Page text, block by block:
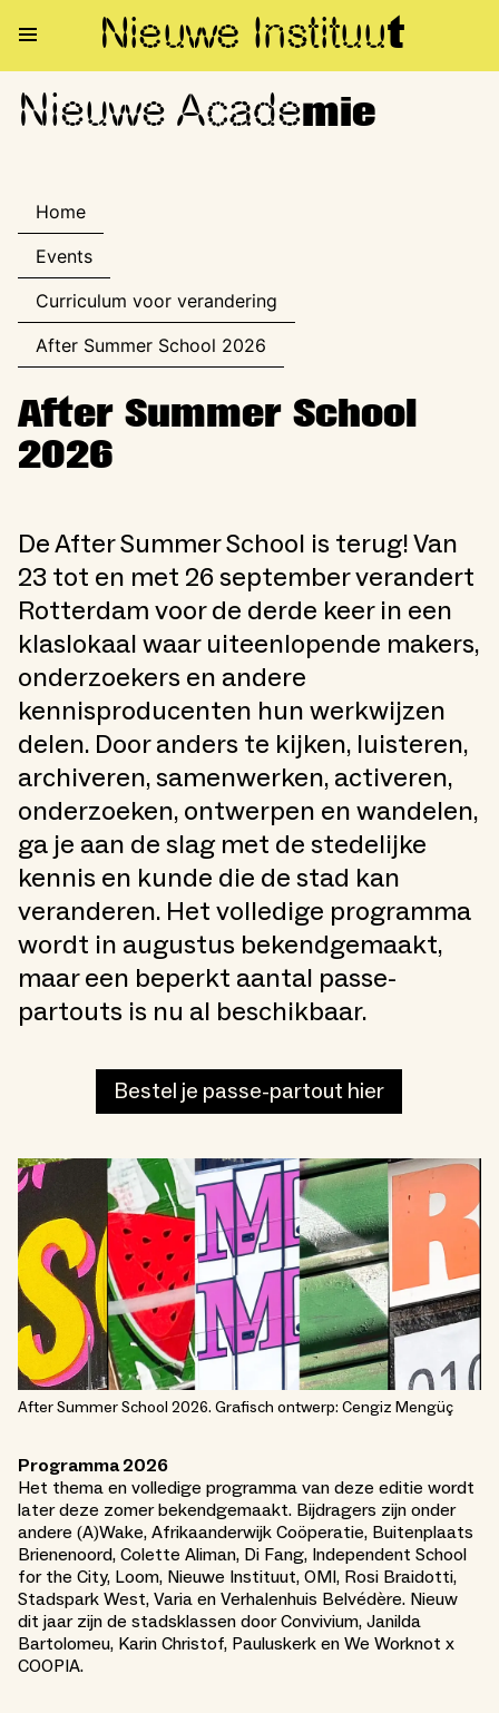
Nieuwe Instituut
Nieuwe Academie
Nieuwe Academie
Home
Events
Curriculum voor verandering
After Summer School 2026
After Summer School
2026
De After Summer School is terug! Van
23 tot en met 26 september verandert
Rotterdam voor de derde keer in een
klaslokaal waar uiteenlopende makers,
onderzoekers en andere
kennisproducenten hun werkwijzen
delen. Door anders te kijken, luisteren,
archiveren, samenwerken, activeren,
onderzoeken, ontwerpen en wandelen,
ga je aan de slag met de stedelijke
kennis en kunde die de stad kan
veranderen. Het volledige programma
wordt in augustus bekendgemaakt,
maar een beperkt aantal passe-
partouts is nu al beschikbaar.
Bestel je passe-partout hier
After Summer School 2026. Grafisch ontwerp: Cengiz Mengüç
Programma 2026
Het thema en volledige programma van deze editie wordt
later deze zomer bekendgemaakt. Bijdragers zijn onder
andere (A)Wake, Afrikaanderwijk Coöperatie, Buitenplaats
Brienenoord, Colette Aliman, Di Fang, Independent School
for the City, Loom, Nieuwe Instituut, OMI, Rosi Braidotti,
Stadspark West, Varia en Verhalenhuis Belvédère. Nieuw
dit jaar zijn de stadsklassen door Convivium, Janilda
Bartolomeu, Karin Christof, Pauluskerk en We Worknot x
COOPIA.